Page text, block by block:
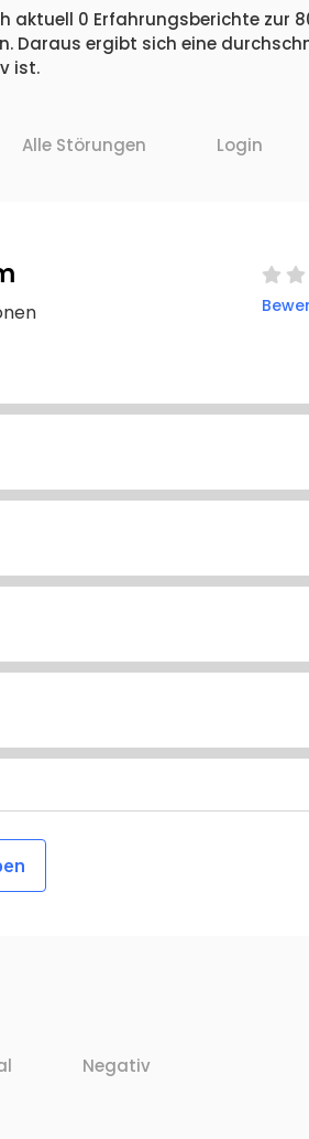
aktuell 0 Erfahrungsberichte zur
Daraus ergibt sich eine
ist.
Alle Störungen Login
Negativ